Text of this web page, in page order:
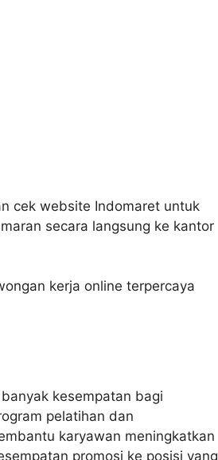
cek website Indomaret untuk
secara langsung ke kantor
kerja online terpercaya
kesempatan bagi
pelatihan dan
karyawan meningkatkan
promosi ke posisi yang